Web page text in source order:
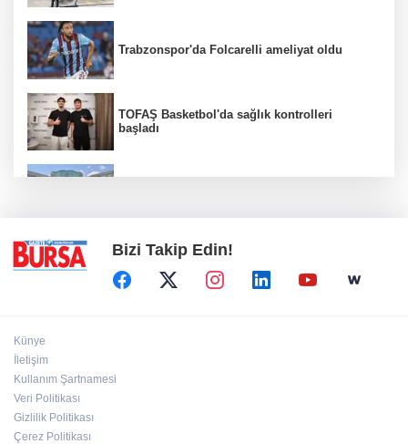
Trabzonspor'da Folcarelli ameliyat oldu
TOFAŞ Basketbol'da sağlık kontrolleri
başladı
Bizi Takip Edin!
Künye
İletişim
Kullanım Şartnamesi
Veri Politikası
Gizlilik Politikası
Çerez Politikası